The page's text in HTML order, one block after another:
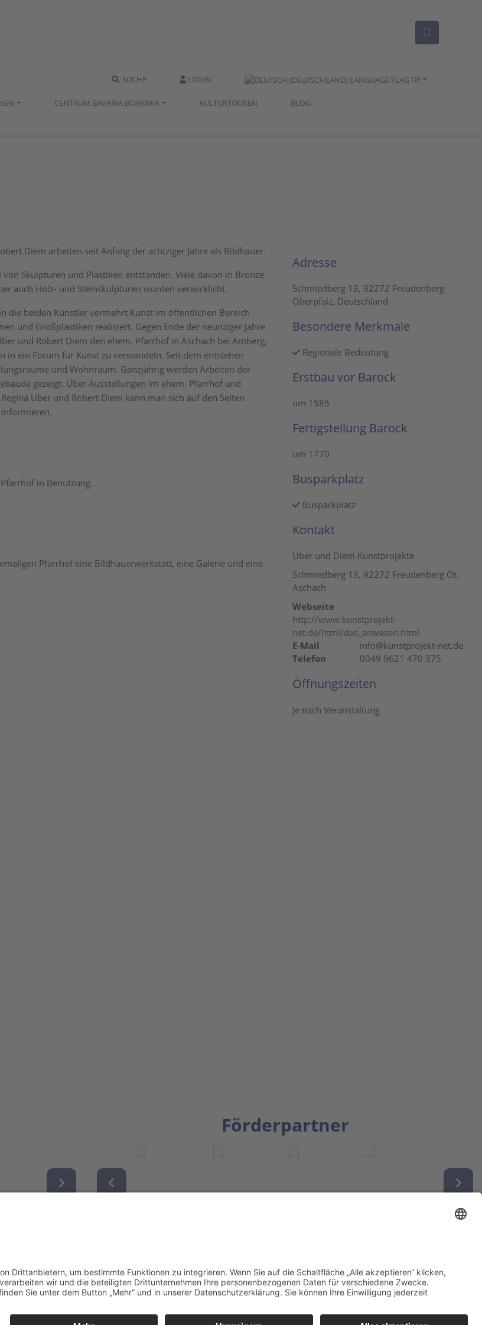
SUCHE LOGIN DE
CENTRUM BAVARIA BOHEMIA KULTURTOUREN BLOG
Diem arbeiten seit Anfang der achtziger Jahre als Bildhauer.
von Skulpturen und Plastiken entstanden. Viele davon in Bronze
auch Holz- und Steinskulpturen wurden verwirklicht.
die beiden Künstler vermehrt Kunst im öffentlichen Bereich
und Großplastiken realisiert. Gegen Ende der neunziger Jahre
und Robert Diem den ehem. Pfarrhof in Aschach bei Amberg,
in ein Forum für Kunst zu verwandeln. Seit dem entstehen
und Wohnraum. Ganzjährig werden Arbeiten der
gezeigt. Über Ausstellungen im ehem. Pfarrhof und
Uber und Robert Diem kann man sich auf den Seiten
in Benutzung.
Pfarrhof eine Bildhauerwerkstatt, eine Galerie und eine
Adresse
Schmiedberg 13, 92272 Freudenberg
Oberpfalz, Deutschland
Besondere Merkmale
Regionale Bedeutung
Erstbau vor Barock
um 1585
Fertigstellung Barock
um 1770
Busparkplatz
Busparkplatz
Kontakt
Uber und Diem Kunstprojekte
Schmiedberg 13, 92272 Freudenberg Ot.
Aschach
Webseite
http://www.kunstprojekt-
net.de/html/das_anwesen.html
E-Mail
info@kunstprojekt-net.de
Telefon
0049 9621 470 375
Öffnungszeiten
Je nach Veranstaltung
Förderpartner
Dr. Veronika Hofinger
Freyung 1, 92539 Schönsee
Tel.:+49 (0)9674 / 92 48 78
veronika.hofinger@cebb.de